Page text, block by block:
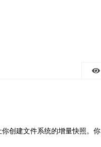
创建文件系统的增量快照。你